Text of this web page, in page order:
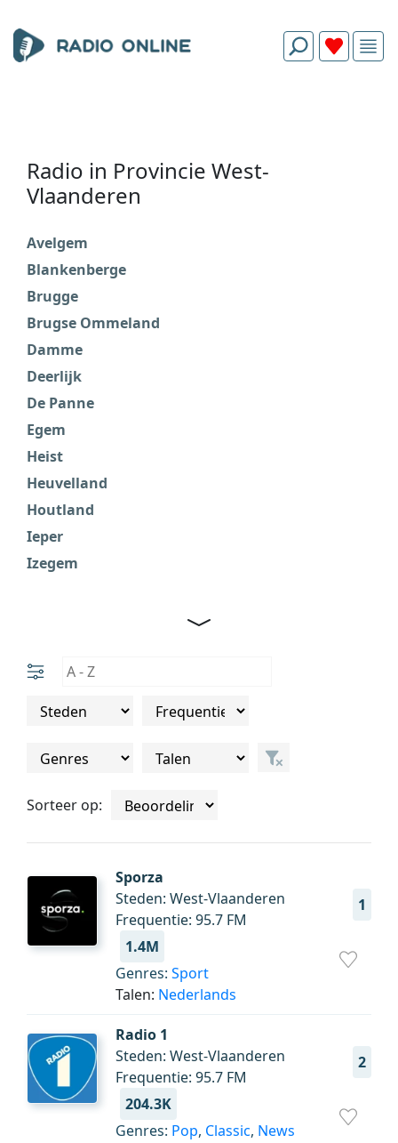
Radio in Provincie West-
Vlaanderen
Avelgem
Blankenberge
Brugge
Brugse Ommeland
Damme
Deerlijk
De Panne
Egem
Heist
Heuvelland
Houtland
Ieper
Izegem
Sorteer op:
Sporza
1
Steden: West-Vlaanderen
Frequentie: 95.7 FM
1.4M
Genres: Sport
Talen: Nederlands
Radio 1
2
Steden: West-Vlaanderen
Frequentie: 95.7 FM
204.3K
Genres: Pop, Classic, News